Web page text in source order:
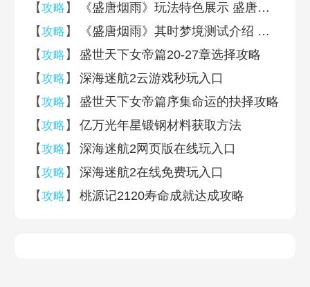
【攻略 】
《盛唐烟雨》玩法特色展示 盛唐烟雨游戏介绍
【攻略 】
《盛唐烟雨》其时梦境测试介绍 其时梦境测试资格获取途径
【攻略 】
盛世天下女帝篇20-27章选择攻略
【攻略 】
深海迷航2云游戏秒玩入口
【攻略 】
盛世天下女帝篇序集命运的抉择攻略
【攻略 】
亿万光年星锻钢材料获取方法
【攻略 】
深海迷航2网页版在线玩入口
【攻略 】
深海迷航2在线免费玩入口
【攻略 】 桃源记2120寿命成就达成攻略